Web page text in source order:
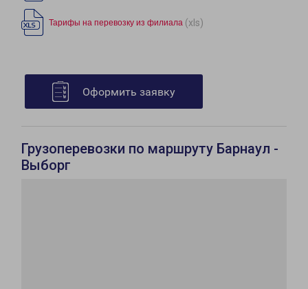
Тарифы на перевозку из филиала (xls)
Оформить заявку
Грузоперевозки по маршруту Барнаул -
Выборг